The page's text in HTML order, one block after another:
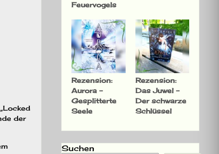
der
Feuervogels
Rezension:
Aurora –
Gesplitterte
Seele
Rezension:
Das Juwel –
Der schwarze
Schlüssel
Suchen